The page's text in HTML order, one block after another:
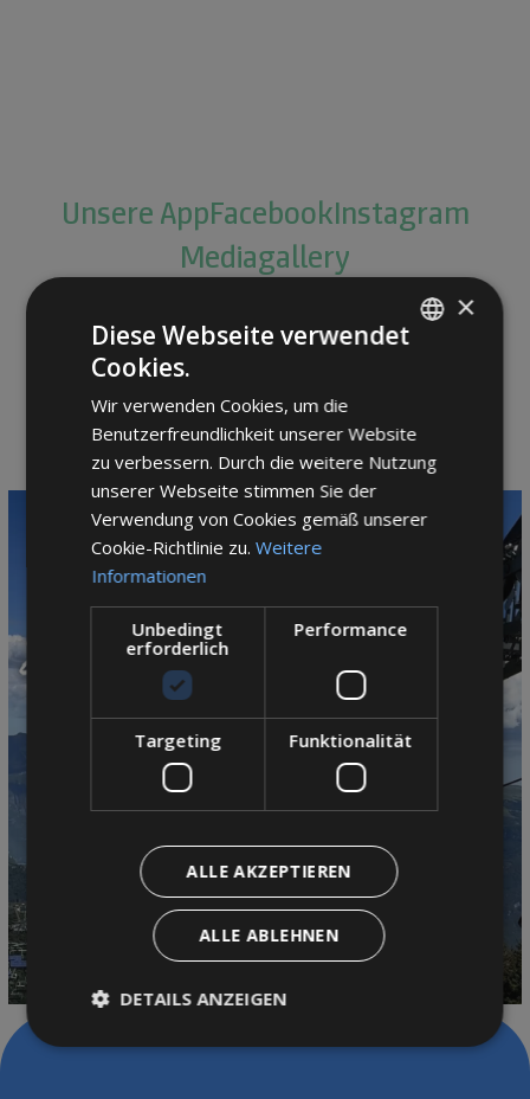
Unsere AppFacebookInstagram
Mediagallery
×
Diese Webseite verwendet
Cookies.
Wir verwenden Cookies, um die
Benutzerfreundlichkeit unserer Website
zu verbessern. Durch die weitere Nutzung
unserer Webseite stimmen Sie der
Verwendung von Cookies gemäß unserer
Cookie-Richtlinie zu. Weitere
Informationen
Unbedingt
erforderlich
Performance
Targeting Funktionalität
ALLE AKZEPTIEREN
ALLE ABLEHNEN
DETAILS ANZEIGEN